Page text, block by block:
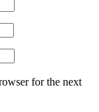
for the next